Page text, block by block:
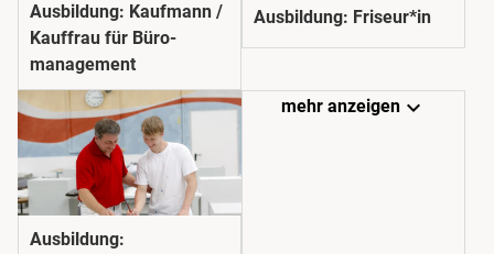
Ausbildung: Kaufmann /
Kauffrau für Büro­­
management
Ausbildung: Friseur*in
Ausbildung:
mehr anzeigenexpand_more